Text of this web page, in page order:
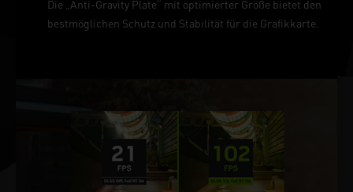
Die „Anti-Gravity Plate“ mit optimierter Größe bietet den
bestmöglichen Schutz und Stabilität für die Grafikkarte.